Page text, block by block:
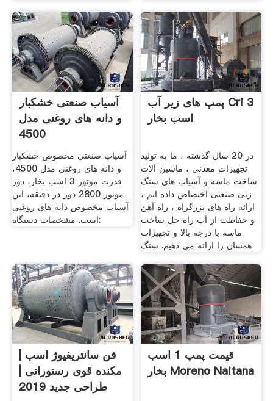
آسیاب صنعتی خشکبار
و دانه های روغنی مدل
4500
آسیاب صنعتی مخصوص خشکبار
و دانه های روغنی مدل 4500،
قدرت موتور 3 اسب بخار، دور
موتور 2800 دور در دقیقه، این
آسیاب مخصوص دانه های روغنی
است. مشخصات دستگاه:
پمپ های زیر آب Cri 3
اسب بخار
در 20 سال گذشته ، ما به تولید
تجهیزات معدنی ، ماشین آلات
ساخت ماسه و آسیاب های سنگ
زنی صنعتی اختصاص داده ایم ،
ارائه راه های بزرگراه ، راه آهن
و حفاظت از آب راه حل ساخت
ماسه با درجه بالا و تجهیزات
همسان را ارائه می دهیم. سنگ
فن سانتریفیوژ اسب |
مکنده قوی رستورانی |
طراحی جدید 2019
قیمت پمپ 1 اسب
بخار Moreno Naitana